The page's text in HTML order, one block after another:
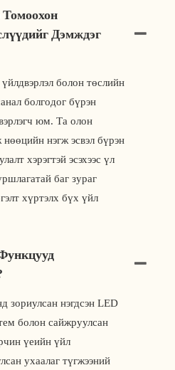
Дэмждэг
болон төслийн
болгодог бүрэн
юм. Та олон
нэгж эсвэл бүрэн
хэрэгтэй эсэхээс үл
баг зураг
хүртэлх бүх үйл
зориулсан нэгдсэн LED
болон сайжруулсан
үеийн үйл
ухаалаг түгжээний